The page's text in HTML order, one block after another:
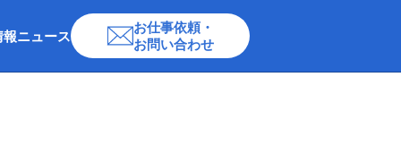
ニュース
お仕事依頼・
お問い合わせ